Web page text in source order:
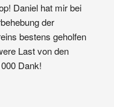
Daniel hat mir bei
der
bestens geholfen
Last von den
Dank!